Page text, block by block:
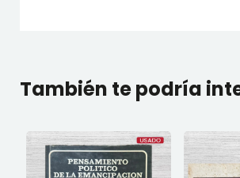
También te podría